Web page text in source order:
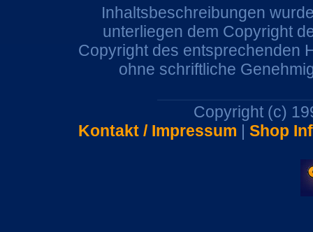
Inhaltsbeschreibungen
unterliegen dem Copyright
Copyright des entsprechenden
ohne schriftliche
Copyright (c)
Kontakt / Impressum | Shop